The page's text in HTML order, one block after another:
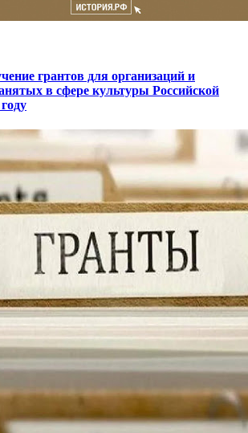
грантов для организаций и
в сфере культуры Российской